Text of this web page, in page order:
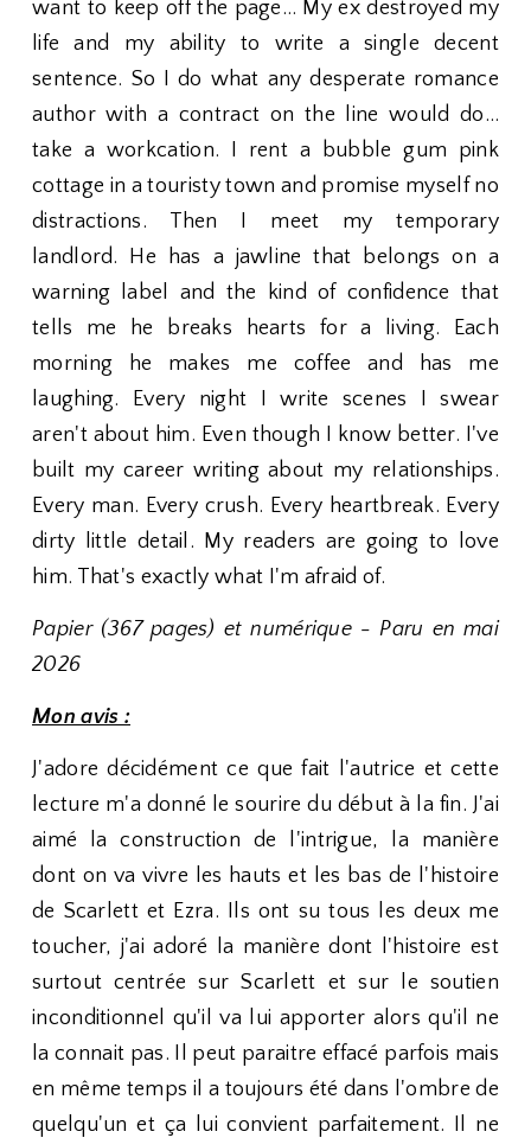
want to keep off the page… My ex destroyed my
life and my ability to write a single decent
sentence. So I do what any desperate romance
author with a contract on the line would do…
take a workcation. I rent a bubble gum pink
cottage in a touristy town and promise myself no
distractions. Then I meet my temporary
landlord. He has a jawline that belongs on a
warning label and the kind of confidence that
tells me he breaks hearts for a living. Each
morning he makes me coffee and has me
laughing. Every night I write scenes I swear
aren't about him. Even though I know better. I've
built my career writing about my relationships.
Every man. Every crush. Every heartbreak. Every
dirty little detail. My readers are going to love
him. That's exactly what I'm afraid of.
Papier (367 pages) et numérique - Paru en mai
2026
Mon avis :
J'adore décidément ce que fait l'autrice et cette
lecture m'a donné le sourire du début à la fin. J'ai
aimé la construction de l'intrigue, la manière
dont on va vivre les hauts et les bas de l'histoire
de Scarlett et Ezra. Ils ont su tous les deux me
toucher, j'ai adoré la manière dont l'histoire est
surtout centrée sur Scarlett et sur le soutien
inconditionnel qu'il va lui apporter alors qu'il ne
la connait pas. Il peut paraitre effacé parfois mais
en même temps il a toujours été dans l'ombre de
quelqu'un et ça lui convient parfaitement. Il ne